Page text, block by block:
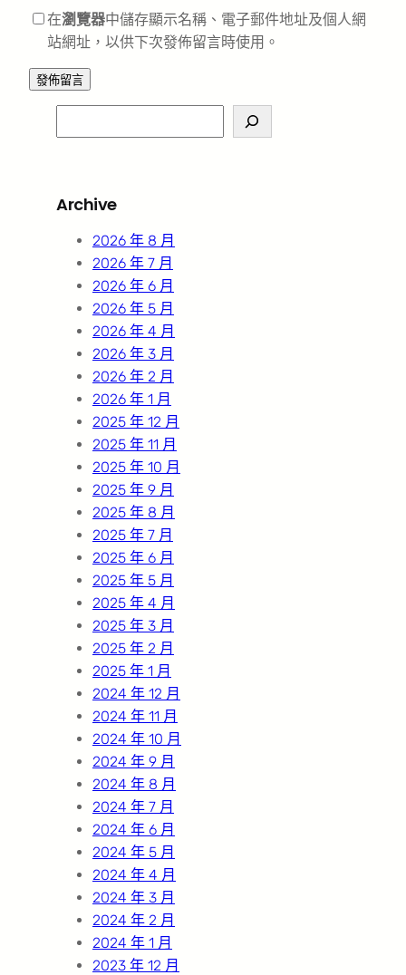
在瀏覽器中儲存顯示名稱、電子郵件地址及個人網
站網址，以供下次發佈留言時使用。
e
c
Archive
2026 年 8 月
2026 年 7 月
2026 年 6 月
2026 年 5 月
2026 年 4 月
2026 年 3 月
2026 年 2 月
2026 年 1 月
2025 年 12 月
2025 年 11 月
2025 年 10 月
2025 年 9 月
2025 年 8 月
2025 年 7 月
2025 年 6 月
2025 年 5 月
2025 年 4 月
2025 年 3 月
2025 年 2 月
2025 年 1 月
2024 年 12 月
2024 年 11 月
2024 年 10 月
2024 年 9 月
2024 年 8 月
2024 年 7 月
2024 年 6 月
2024 年 5 月
2024 年 4 月
2024 年 3 月
2024 年 2 月
2024 年 1 月
2023 年 12 月